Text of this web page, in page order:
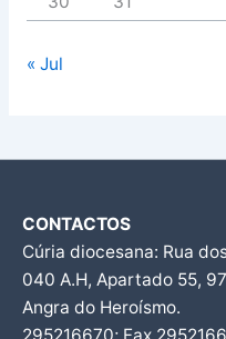
« Jul
CONTACTOS
Cúria diocesana: Rua
040 A.H, Apartado 55,
Angra do Heroísmo.